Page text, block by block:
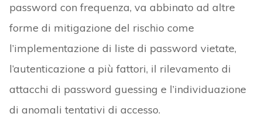
password con frequenza, va abbinato ad altre
forme di mitigazione del rischio come
l’implementazione di liste di password vietate,
l’autenticazione a più fattori, il rilevamento di
attacchi di password guessing e l’individuazione
di anomali tentativi di accesso.